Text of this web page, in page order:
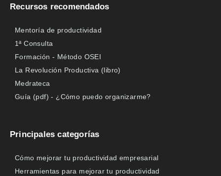
Recursos recomendados
Mentoría de productividad
1ª Consulta
Formación - Método OSEI
La Revolución Productiva (libro)
Medrateca
Guía (pdf) - ¿Cómo puedo organizarme?
Principales categorías
Cómo mejorar tu productividad empresarial
Herramientas para mejorar tu productividad